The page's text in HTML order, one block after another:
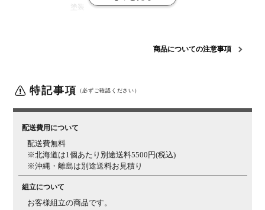
塗装
幅1110×奥行570×高さ120mm
備考 脚裏 / 床傷防止用フェルト付き
ご注意
この商品は天然木を使用しているため、木目や節、色味
商品ページの写真と異なる場合がございますので、予め
商品についての注意事項
特記事項 （必ずご確認ください）
配送費用について
配送費無料
※北海道は1個あたり別途送料5500円(税込)
※沖縄・離島は別途送料お見積り
組立について
お客様組立の商品です。